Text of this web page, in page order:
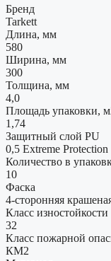
Бренд
Tarkett
Длина, мм
580
Ширина, мм
300
Толщина, мм
4,0
Площадь упаковки,
1,74
Защитный слой PU
0,5 Extreme Protection
Количество в
10
Фаска
4-сторонняя
Класс изностойкости
32
Класс пожарной
КМ2